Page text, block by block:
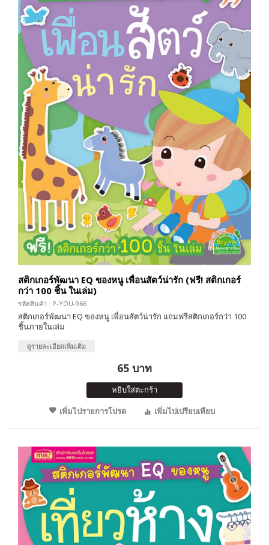
สติกเกอร์พัฒนา EQ ของหนู เพื่อนสัตว์น่ารัก (ฟรี! สติกเกอร์
กว่า 100 ชิ้น ในเล่ม)
รหัสสินค้า : P-YOU-966
สติกเกอร์พัฒนา EQ ของหนู เพื่อนสัตว์น่ารัก แถมฟรีสติกเกอร์กว่า 100
ชิ้นภายในเล่ม
ดูรายละเอียดเพิ่มเติม
65 บาท
หยิบใส่ตะกร้า
เพิ่มไปรายการโปรด
เพิ่มไปเปรียบเทียบ